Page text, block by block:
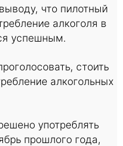
что пилотный
алкоголя в
успешным.
стоить
алкогольных
употреблять
прошлого года,